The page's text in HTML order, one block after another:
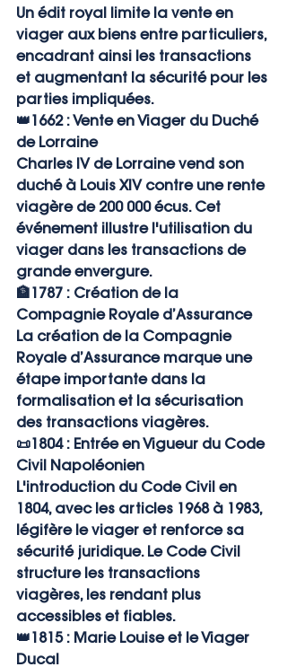
Un édit royal limite la vente en
viager aux biens entre particuliers,
encadrant ainsi les transactions
et augmentant la sécurité pour les
parties impliquées.
👑1662 : Vente en Viager du Duché
de Lorraine
Charles IV de Lorraine vend son
duché à Louis XIV contre une rente
viagère de 200 000 écus. Cet
événement illustre l'utilisation du
viager dans les transactions de
grande envergure.
🏦1787 : Création de la
Compagnie Royale d’Assurance
La création de la Compagnie
Royale d’Assurance marque une
étape importante dans la
formalisation et la sécurisation
des transactions viagères.
📜1804 : Entrée en Vigueur du Code
Civil Napoléonien
L'introduction du Code Civil en
1804, avec les articles 1968 à 1983,
légifère le viager et renforce sa
sécurité juridique. Le Code Civil
structure les transactions
viagères, les rendant plus
accessibles et fiables.
👑1815 : Marie Louise et le Viager
Ducal